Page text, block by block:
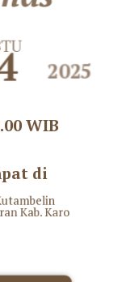
2025
WIB
di
Kab. Karo